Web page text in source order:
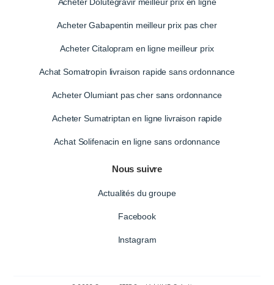
Acheter Gabapentin meilleur prix pas cher
Acheter Citalopram en ligne meilleur prix
Achat Somatropin livraison rapide sans ordonnance
Acheter Olumiant pas cher sans ordonnance
Acheter Sumatriptan en ligne livraison rapide
Achat Solifenacin en ligne sans ordonnance
Nous suivre
Actualités du groupe
Facebook
Instagram